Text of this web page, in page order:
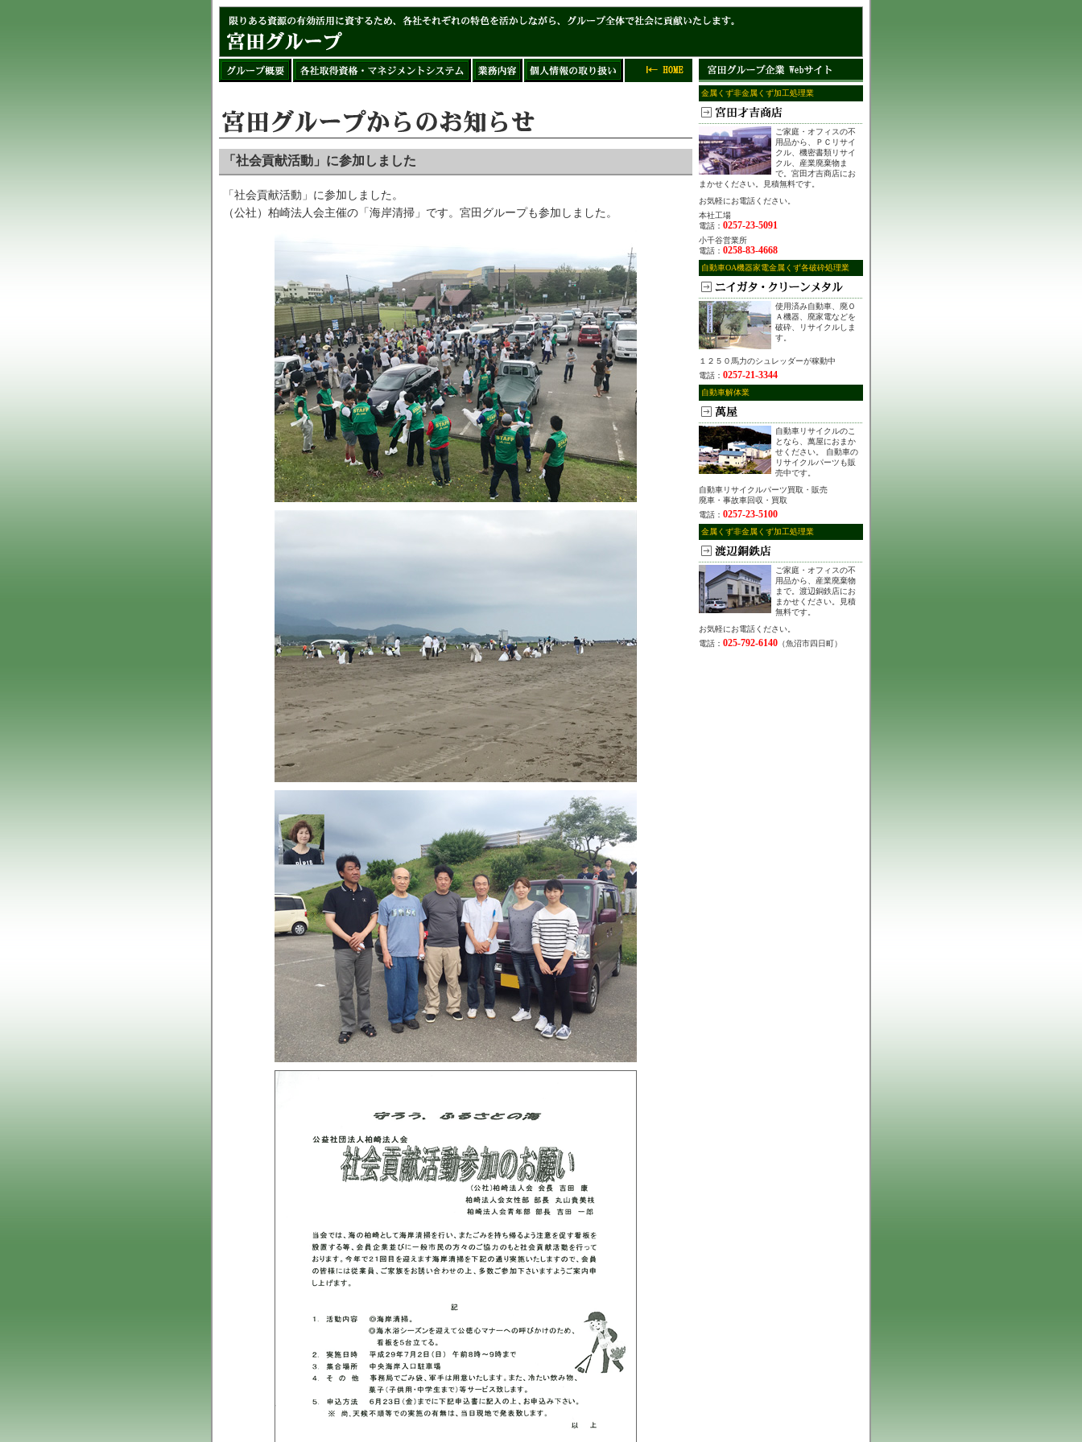
「社会貢献活動」に参加しました
「社会貢献活動」に参加しました。
（公社）柏崎法人会主催の「海岸清掃」です。宮田グループも参加しました。
金属くず非金属くず加工処理業
ご家庭・オフィスの不
用品から、ＰＣリサイ
クル、機密書類リサイ
クル、産業廃棄物ま
で。宮田才吉商店にお
まかせください。見積無料です。
お気軽にお電話ください。
本社工場
電話： 0257-23-5091
小千谷営業所
電話： 0258-83-4668
自動車OA機器家電金属くず各破砕処理業
使用済み自動車、廃Ｏ
Ａ機器、廃家電などを
破砕、リサイクルしま
す。
１２５０馬力のシュレッダーが稼動中
電話： 0257-21-3344
自動車解体業
自動車リサイクルのこ
となら、萬屋におまか
せください。 自動車の
リサイクルパーツも販
売中です。
自動車リサイクルパーツ買取・販売
廃車・事故車回収・買取
電話： 0257-23-5100
金属くず非金属くず加工処理業
ご家庭・オフィスの不
用品から、産業廃棄物
まで。渡辺銅鉄店にお
まかせください。見積
無料です。
お気軽にお電話ください。
電話： 025-792-6140 （魚沼市四日町）